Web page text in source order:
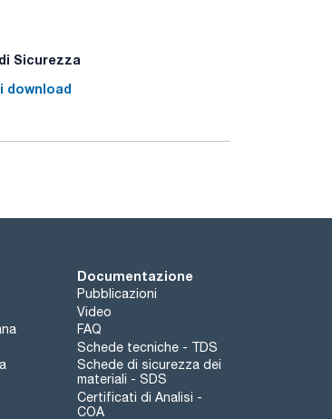
Sicurezza
download
Documentazione
Pubblicazioni
Video
FAQ
Schede tecniche - TDS
Schede di sicurezza dei
materiali - SDS
Certificati di Analisi -
COA